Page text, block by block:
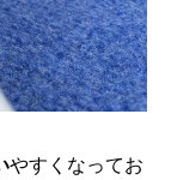
やすくなってお